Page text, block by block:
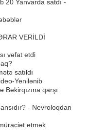
20 Yanvarda satdı -
VERİLDİ
vəfat etdi
satıldı
Yenilənib
Bəkirqızına qarşı
- Nevroloqdan
etmək